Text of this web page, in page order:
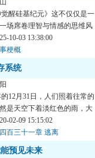
醒硅基纪元》这不仅仅是一
场席卷理智与情感的思维风
...
10-03 13:38:00
梗概
系统
12月31日，人们照着往常的
是天空下着淡红色的雨，大
02-09 15:15:02
百三十一章 逃离
预见未来